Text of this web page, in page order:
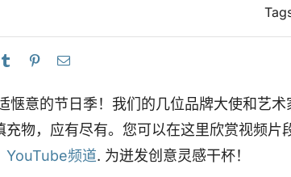
惬意的节日季！我们的几位品牌大使和艺
物，应有尽有。您可以在这里欣赏视频片
YouTube频道. 为迸发创意灵感干杯！